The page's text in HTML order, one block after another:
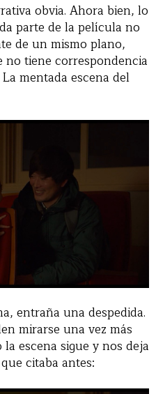
obvia. Ahora bien, lo
parte de la película no
de un mismo plano,
no tiene correspondencia
mentada escena del
entraña una despedida.
mirarse una vez más
escena sigue y nos deja
citaba antes: